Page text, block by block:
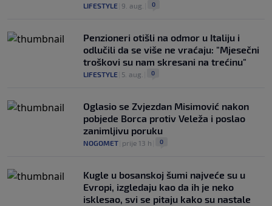
LIFESTYLE 9. aug. 0
Penzioneri otišli na odmor u Italiju i
odlučili da se više ne vraćaju: "Mjesečni
troškovi su nam skresani na trećinu"
LIFESTYLE 5. aug. 0
Oglasio se Zvjezdan Misimović nakon
pobjede Borca protiv Veleža i poslao
zanimljivu poruku
NOGOMET prije 13 h 0
Kugle u bosanskoj šumi najveće su u
Evropi, izgledaju kao da ih je neko
isklesao, svi se pitaju kako su nastale